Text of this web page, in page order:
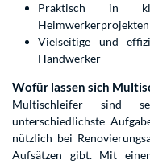
Praktisch in
Heimwerkerprojekten
Vielseitige und
Handwerker
Wofür lassen sich
Multischleifer sind
unterschiedlichste
nützlich bei
Aufsätzen gibt. Mit